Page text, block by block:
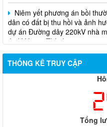
Niêm yết phương án bồi
dân có đất bị thu hồi và ảnh
dự án Đường dây 220kV nhà
áp kV Long Thành
Biên bản về việc niêm yết
định cư của các hộ dân có đất
đường 25B cũ đoạn từ Trung
51, huyện Long Thành và
THỐNG KÊ TRUY CẬP
Tổng